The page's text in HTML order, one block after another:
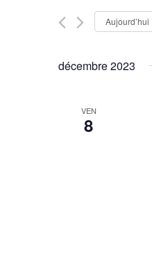
de
vues
Évènements
par
clé.
Aujourd’hui
décembre 2023
VEN
8